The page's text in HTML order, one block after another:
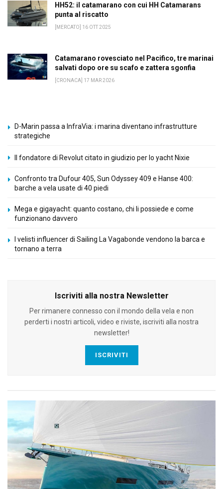
HH52: il catamarano con cui HH Catamarans
punta al riscatto
[MERCATO] 16 OTT 2025
Catamarano rovesciato nel Pacifico, tre marinai
salvati dopo ore su scafo e zattera sgonfia
[CRONACA] 17 MAR 2026
D-Marin passa a InfraVia: i marina diventano infrastrutture
strategiche
Il fondatore di Revolut citato in giudizio per lo yacht Nixie
Confronto tra Dufour 405, Sun Odyssey 409 e Hanse 400:
barche a vela usate di 40 piedi
Mega e gigayacht: quanto costano, chi li possiede e come
funzionano davvero
I velisti influencer di Sailing La Vagabonde vendono la barca e
tornano a terra
Iscriviti alla nostra Newsletter
Per rimanere connesso con il mondo della vela e non
perderti i nostri articoli, video e riviste, iscriviti alla nostra
newsletter!
ISCRIVITI